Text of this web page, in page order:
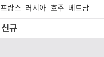
프랑스 러시아 호주 베트남
신규